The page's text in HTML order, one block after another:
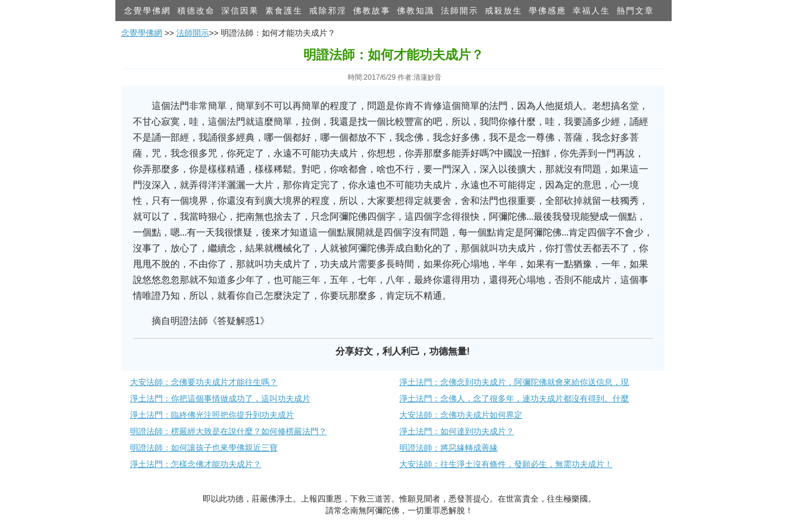
念覺學佛網 積德改命 深信因果 素食護生 戒除邪淫 佛教故事 佛教知識 法師開示 戒殺放生 學佛感應 幸福人生 熱門文章
念覺學佛網 >> 法師開示>> 明證法師：如何才能功夫成片？
明證法師：如何才能功夫成片？
時間:2017/6/29 作者:清蓮妙音
這個法門非常簡單，簡單到不可以再簡單的程度了，問題是你肯不肯修這個簡單的法門，因為人他挺煩人。老想搞名堂，
不甘心寂寞，哇，這個法門就這麼簡單，拉倒，我還是找一個比較豐富的吧，所以，我問你修什麼，哇，我要誦多少經，誦經
不是誦一部經，我誦很多經典，哪一個都好，哪一個都放不下，我念佛，我念好多佛，我不是念一尊佛，菩薩，我念好多菩
薩，咒，我念很多咒，你死定了，永遠不可能功夫成片，你想想，你弄那麼多能弄好嗎?中國說一招鮮，你先弄到一門再說，
你弄那麼多，你是樣樣精通，樣樣稀鬆。對吧，你啥都會，啥也不行，要一門深入，深入以後擴大，那就沒有問題，如果這一
門沒深入，就弄得洋洋灑灑一大片，那你肯定完了，你永遠也不可能功夫成片，永遠也不可能得定，因為定的意思，心一境
性，只有一個境界，你還沒有到廣大境界的程度，所以，大家要想得定就要舍，舍和法門也很重要，全部砍掉就留一枝獨秀，
就可以了，我當時狠心，把南無也捨去了，只念阿彌陀佛四個字，這四個字念得很快，阿彌陀佛...最後我發現能變成一個點，
一個點，嗯...有一天我很懷疑，後來才知道這一個點展開就是四個字沒有問題，每一個點肯定是阿彌陀佛...肯定四個字不會少，
沒事了，放心了，繼續念，結果就機械化了，人就被阿彌陀佛弄成自動化的了，那個就叫功夫成片，你打雪仗丟都丟不了，你
甩甩不脫的，不由你了，那就叫功夫成片了，功夫成片需要多長時間，如果你死心塌地，半年，如果有一點猶豫，一年，如果
說悠悠忽忽那就不知道多少年了，也可能三年，五年，七年，八年，最終你還得用功，還得死心塌地，否則不能成片，這個事
情唯證乃知，所以，就看你自己怎麼決定了，你要玩那麼多，肯定玩不精通。
摘自明證法師《答疑解惑1》
分享好文，利人利己，功德無量!
大安法師：念佛要功夫成片才能往生嗎？
淨土法門：念佛念到功夫成片，阿彌陀佛就會來給你送信息，現
淨土法門：你把這個事情做成功了，這叫功夫成片
淨土法門：念佛人，念了很多年，連功夫成片都沒有得到。什麼
淨土法門：臨終佛光注照把你提升到功夫成片
大安法師：念佛功夫成片如何界定
明證法師：楞嚴經大致是在說什麼？如何修楞嚴法門？
淨土法門：如何達到功夫成片？
明證法師：如何讓孩子也來學佛親近三寶
明證法師：將惡緣轉成善緣
淨土法門：怎樣念佛才能功夫成片？
大安法師：往生淨土沒有條件，發願必生，無需功夫成片！
即以此功德，莊嚴佛淨土。上報四重恩，下救三道苦。惟願見聞者，悉發菩提心。在世富貴全，往生極樂國。
請常念南無阿彌陀佛，一切重罪悉解脫！